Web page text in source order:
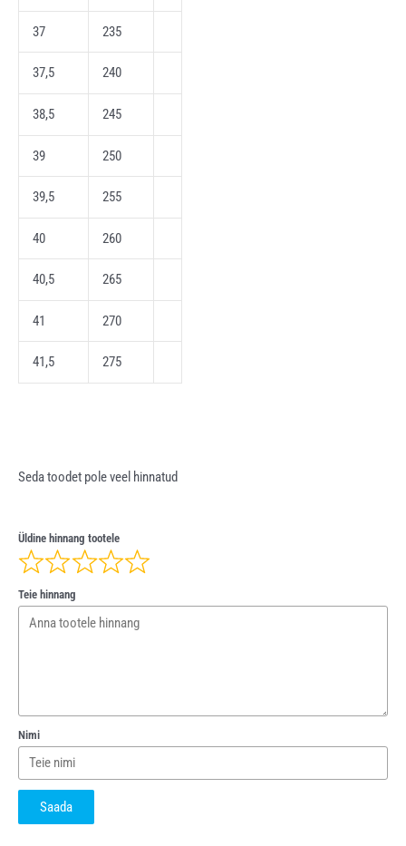
37 235
37,5 240
38,5 245
39 250
39,5 255
40 260
40,5 265
41 270
41,5 275
Seda toodet pole veel hinnatud
Üldine hinnang tootele
Teie hinnang
Nimi
Saada